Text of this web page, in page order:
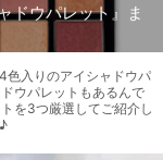
ドウパレット』ま
色入りのアイシャドウパ
ウパレットもあるんで
を3つ厳選してご紹介し